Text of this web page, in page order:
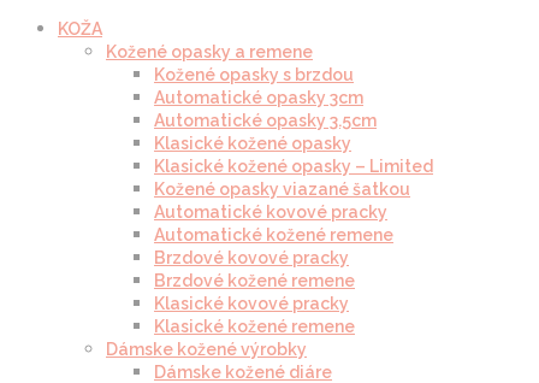
KOŽA
Kožené opasky a remene
Kožené opasky s brzdou
Automatické opasky 3cm
Automatické opasky 3.5cm
Klasické kožené opasky
Klasické kožené opasky – Limited
Kožené opasky viazané šatkou
Automatické kovové pracky
Automatické kožené remene
Brzdové kovové pracky
Brzdové kožené remene
Klasické kovové pracky
Klasické kožené remene
Dámske kožené výrobky
Dámske kožené diáre